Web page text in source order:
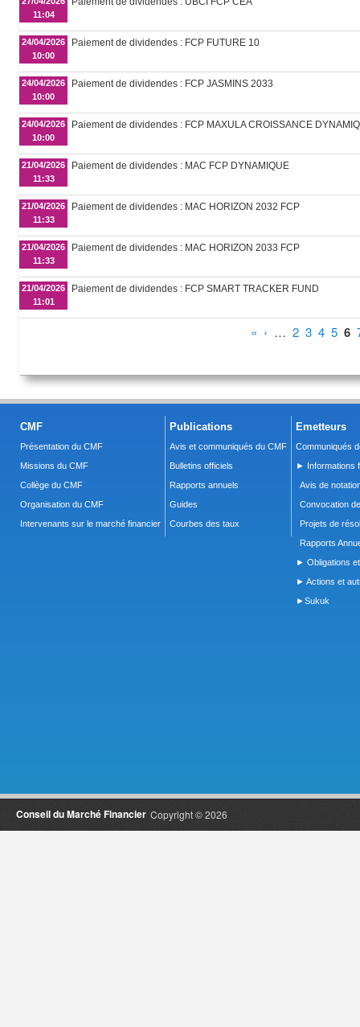
11:04
24/04/2026
10:00
Paiement de dividendes : FCP FUTURE 10
24/04/2026
10:00
Paiement de dividendes : FCP JASMINS 2033
24/04/2026
10:00
Paiement de dividendes : FCP MAXULA CROISSANCE
21/04/2026
11:33
Paiement de dividendes : MAC FCP DYNAMIQUE
21/04/2026
11:33
Paiement de dividendes : MAC HORIZON 2032 FCP
21/04/2026
11:33
Paiement de dividendes : MAC HORIZON 2033 FCP
21/04/2026
11:01
Paiement de dividendes : FCP SMART TRACKER FUND
« ‹ … 2 3 4 5 6
CMF
Présentation du CMF
Missions du CMF
Collège du CMF
Organisation du CMF
Intervenants sur le marché financier
Publications
Avis et communiqués du CMF
Bulletins officiels
Rapports annuels
Guides
Courbes des taux
Emetteurs
Communiqués
► Informations
Avis de
Convocation
Projets de
Rapports
► Obligations
► Actions et
►Sukuk
Copyright © 2026
Conseil du Marché Financier